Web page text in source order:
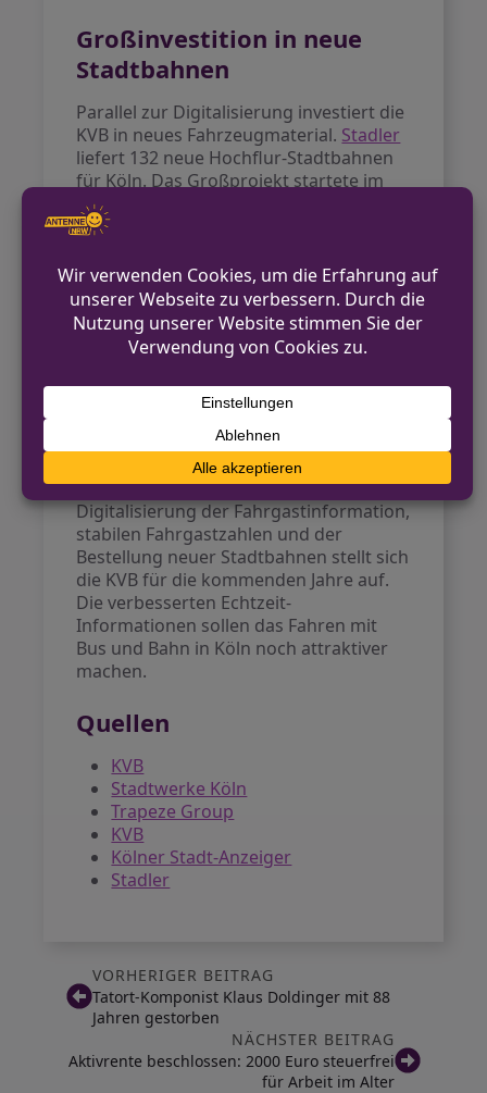
Großinvestition in neue
Stadtbahnen
Parallel zur Digitalisierung investiert die
KVB in neues Fahrzeugmaterial. Stadler
liefert 132 neue Hochflur-Stadtbahnen
für Köln. Das Großprojekt startete im
Oktober 2025 mit einem Treffen der
Führungsspitzen beider Unternehmen.
Komfort und die Zuverlässigkeit im
Kölner Nahverkehr weiter erhöhen.
Ausblick für den Kölner
Teil einer umfassenden Strategie zur
Verbesserung des öffentlichen
Nahverkehrs in Köln. Mit der
Digitalisierung der Fahrgastinformation,
stabilen Fahrgastzahlen und der
Bestellung neuer Stadtbahnen stellt sich
die KVB für die kommenden Jahre auf.
Die verbesserten Echtzeit-
Informationen sollen das Fahren mit
Bus und Bahn in Köln noch attraktiver
machen.
Quellen
KVB
Stadtwerke Köln
Trapeze Group
KVB
Kölner Stadt-Anzeiger
Stadler
VORHERIGER BEITRAG
Tatort-Komponist Klaus Doldinger mit 88
Jahren gestorben
NÄCHSTER BEITRAG
Aktivrente beschlossen: 2000 Euro steuerfrei
für Arbeit im Alter